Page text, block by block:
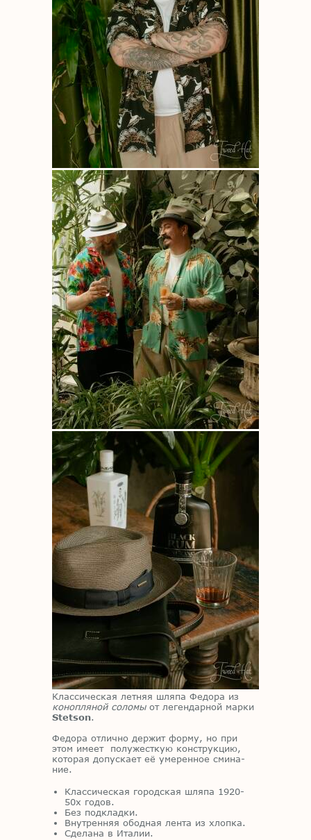
Клас­си­че­ская лет­няя шля­па Фе­до­ра из
конопляной соломыот ле­ген­дар­ной мар­ки
Stetson.
Фе­до­ра от­лич­но дер­жит фор­му, но при
этом име­ет по­лу­жест­кую кон­струк­цию,
ко­то­рая до­пус­ка­ет её уме­рен­ное сми­на­
ние.
Классическая городская шляпа 1920-
50х годов.
Без подкладки.
Внутренняя ободная лента из хлопка.
Сделана в Италии.